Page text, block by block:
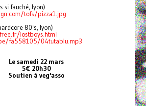
si fauché, lyon)
tofs/pizza1.jpg
80's, lyon)
lostboys.html
fa558105/04tutablu.mp3
Le samedi 22 mars
5€ 20h30
Soutien à veg'asso